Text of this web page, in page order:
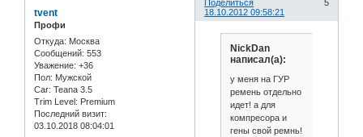
Поделиться
5
18.10.2012 09:58:21
tvent
Профи
Откуда: Москва
Сообщений: 553
Уважение: +36
Пол: Мужской
Car: Teana 3.5
Trim Level: Premium
Последний визит:
03.10.2018 08:04:01
NickDan
написал(а):
у меня на ГУР
ремень отдельно
идет! а для
компресора и
гены свой ремнь!